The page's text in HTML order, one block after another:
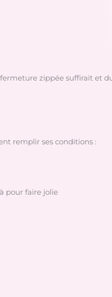
zippée suffirait et
remplir ses conditions :
pour faire jolie